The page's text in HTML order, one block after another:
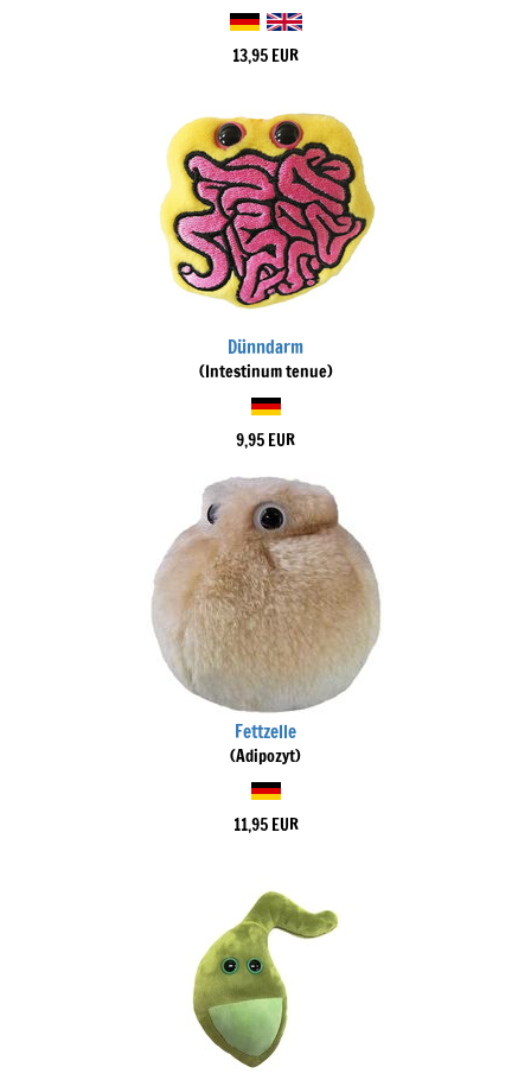
13,95 EUR
Dünndarm
(Intestinum tenue)
9,95 EUR
Fettzelle
(Adipozyt)
11,95 EUR